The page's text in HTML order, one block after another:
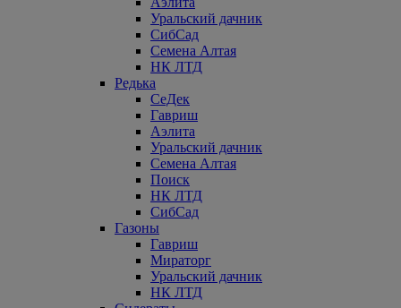
Уральский дачник
СибСад
Семена Алтая
НК ЛТД
Редька
СеДек
Гавриш
Аэлита
Уральский дачник
Семена Алтая
Поиск
НК ЛТД
СибСад
Газоны
Гавриш
Мираторг
Уральский дачник
НК ЛТД